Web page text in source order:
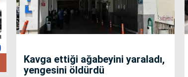
Kavga ettiği ağabeyini yaraladı,
yengesini öldürdü